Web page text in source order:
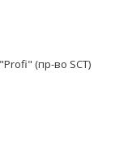
(пр-во SCT)